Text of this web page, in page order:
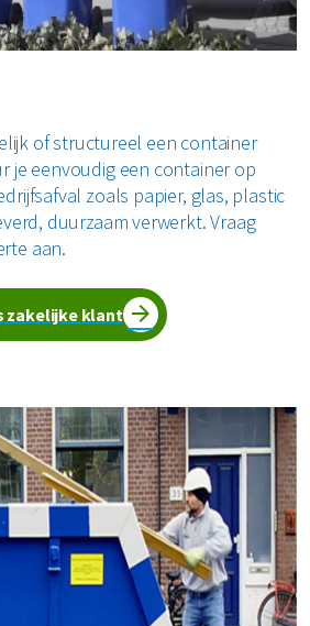
of structureel een container
je eenvoudig een container op
zoals papier, glas, plastic
duurzaam verwerkt. Vraag
aan.
zakelijke klant